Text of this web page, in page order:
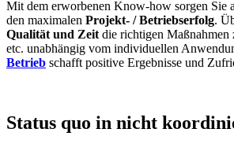
Mit dem erworbenen Know-how sorgen Sie
den maximalen Projekt- / Betriebserfolg.
Qualität und Zeit die richtigen
etc. unabhängig vom individuellen
Betrieb schafft positive Ergebnisse und
Status quo in nicht